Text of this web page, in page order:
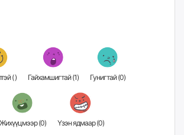
Хөгжилтэй () Гайхамшигтай (1) Гунигтай (0)
Жихүүцмээр (0) Үзэн ядмаар (0)